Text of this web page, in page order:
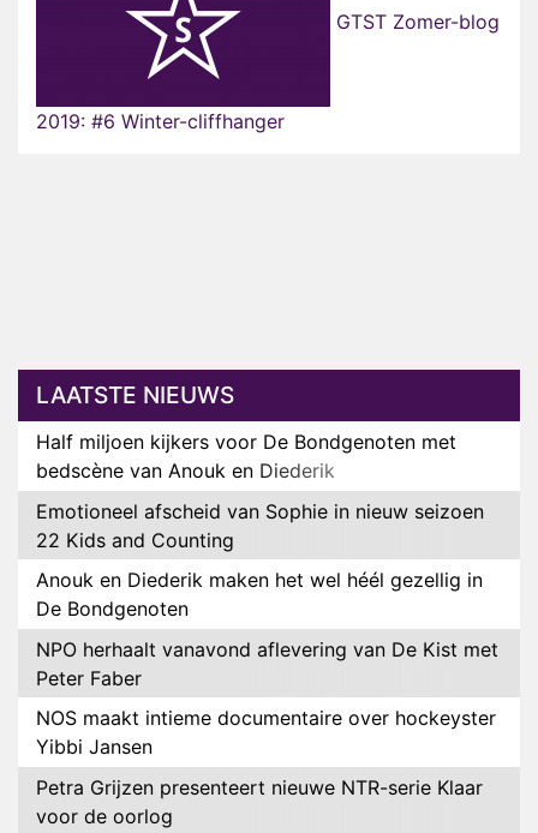
GTST Zomer-blog
2019: #6 Winter-cliffhanger
LAATSTE NIEUWS
Half miljoen kijkers voor De Bondgenoten met
bedscène van Anouk en Diederik
Emotioneel afscheid van Sophie in nieuw seizoen
22 Kids and Counting
Anouk en Diederik maken het wel héél gezellig in
De Bondgenoten
NPO herhaalt vanavond aflevering van De Kist met
Peter Faber
NOS maakt intieme documentaire over hockeyster
Yibbi Jansen
Petra Grijzen presenteert nieuwe NTR-serie Klaar
voor de oorlog